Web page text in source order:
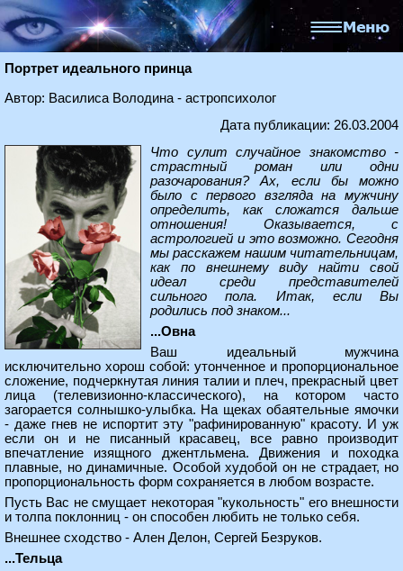
Портрет идеального принца
Автор: Василиса Володина - астропсихолог
Дата публикации: 26.03.2004
Что сулит случайное знакомство -
страстный роман или одни
разочарования? Ах, если бы можно
было с первого взгляда на мужчину
определить, как сложатся дальше
отношения! Оказывается, с
астрологией и это возможно. Сегодня
мы расскажем нашим читательницам,
как по внешнему виду найти свой
идеал среди представителей
сильного пола. Итак, если Вы
родились под знаком...
...Овна
Ваш идеальный мужчина
исключительно хорош собой: утонченное и пропорциональное
сложение, подчеркнутая линия талии и плеч, прекрасный цвет
лица (телевизионно-классического), на котором часто
загорается солнышко-улыбка. На щеках обаятельные ямочки
- даже гнев не испортит эту "рафинированную" красоту. И уж
если он и не писанный красавец, все равно производит
впечатление изящного джентльмена. Движения и походка
плавные, но динамичные. Особой худобой он не страдает, но
пропорциональность форм сохраняется в любом возрасте.
Пусть Вас не смущает некоторая "кукольность" его внешности
и толпа поклонниц - он способен любить не только себя.
Внешнее сходство - Ален Делон, Сергей Безруков.
...Тельца